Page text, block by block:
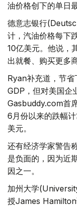
油价格创下的单日
德意志银行
计，汽油价格每下
10亿美元。他说，
出就餐、购买更多
Ryan补充道，节
GDP，但对美国企
Gasbuddy.com首
6月份以来的跌幅
美元。
还有经济学家警告
是负面的，因为近
因之一。
加州大学
授James Hamilton